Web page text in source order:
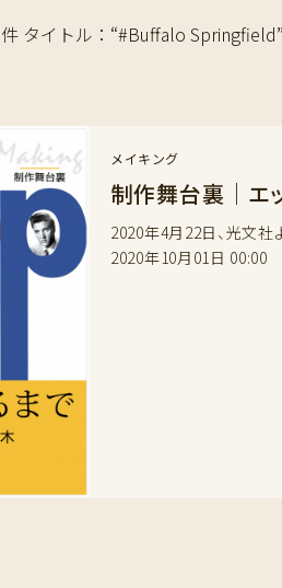
タイトル：“#Buffalo Springfield”
メイキング
制作舞台裏｜エッ
2020年4月22日、光文社
2020年10月01日 00:00